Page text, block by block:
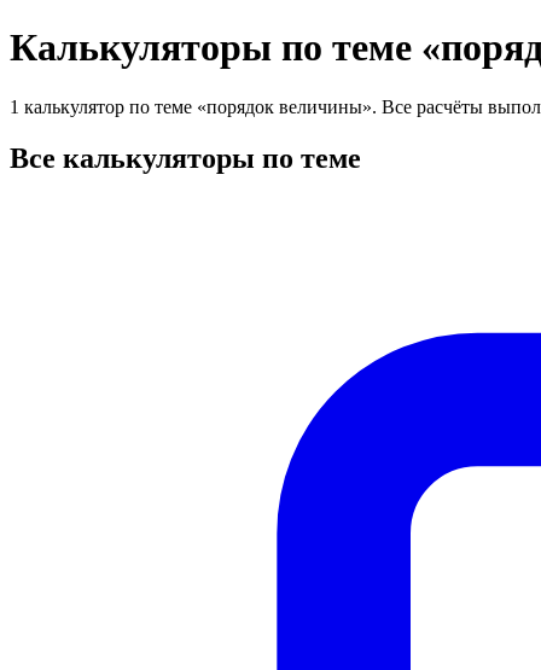
Калькуляторы по теме
1 калькулятор по теме «порядок величины». Все расчёты
Все калькуляторы по теме